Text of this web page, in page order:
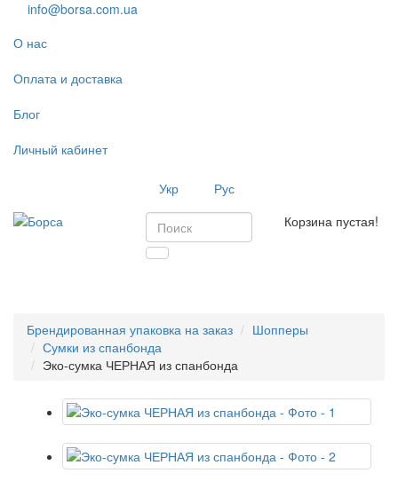
info@borsa.com.ua
О нас
Оплата и доставка
Блог
Личный кабинет
Укр
Рус
Корзина пустая!
Брендированная упаковка на заказ
Шопперы
Сумки из спанбонда
Эко-сумка ЧЕРНАЯ из спанбонда